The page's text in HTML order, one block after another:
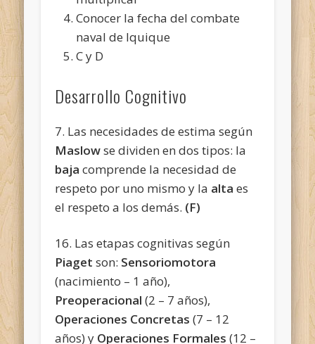
Conocer la fecha del combate
naval de Iquique
C y D
Desarrollo Cognitivo
7. Las necesidades de estima según
Maslowse dividen en dos tipos: la
baja comprende la necesidad de
respeto por uno mismo y la alta es
el respeto a los demás. (F)
16. Las etapas cognitivas según
Piaget son: Sensoriomotora
(nacimiento – 1 año),
Preoperacional (2 – 7 años),
Operaciones Concretas (7 – 12
años) y Operaciones Formales (12 –